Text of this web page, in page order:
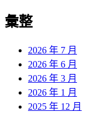
彙整
2026 年 7 月
2026 年 6 月
2026 年 3 月
2026 年 1 月
2025 年 12 月